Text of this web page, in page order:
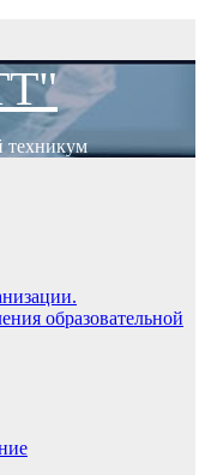
техникум
образовательной